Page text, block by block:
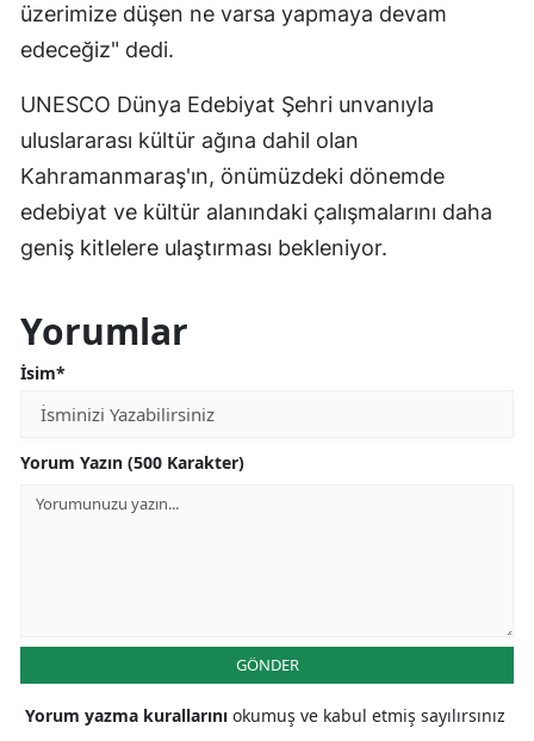
üzerimize düşen ne varsa yapmaya devam
edeceğiz" dedi.
UNESCO Dünya Edebiyat Şehri unvanıyla
uluslararası kültür ağına dahil olan
Kahramanmaraş'ın, önümüzdeki dönemde
edebiyat ve kültür alanındaki çalışmalarını daha
geniş kitlelere ulaştırması bekleniyor.
Yorumlar
İsim*
Yorum Yazın (500 Karakter)
GÖNDER
Yorum yazma kurallarını okumuş ve kabul etmiş sayılırsınız